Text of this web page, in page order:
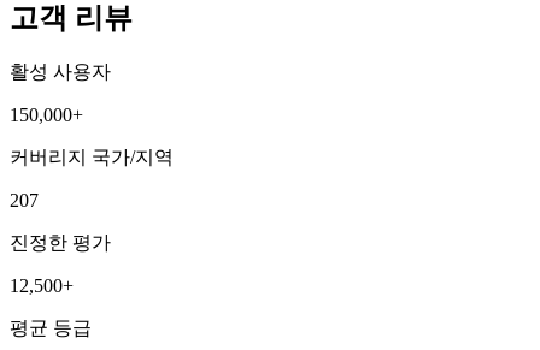
고객 리뷰
활성 사용자
150,000+
커버리지 국가/지역
207
진정한 평가
12,500+
평균 등급